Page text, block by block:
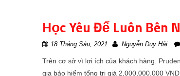
Học Yêu Để Luôn Bên
18 Tháng Sáu, 2021 Nguyễn Duy Hải
Trên cơ sở vì lợi ích của khách hàng.
gia bảo hiểm tổng trị giá 2,000,000,000